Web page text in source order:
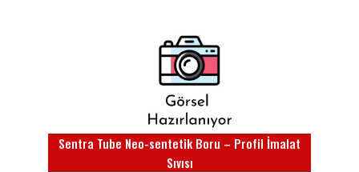
Sentra Tube Neo-sentetik Boru – Profil İmalat
Sıvısı